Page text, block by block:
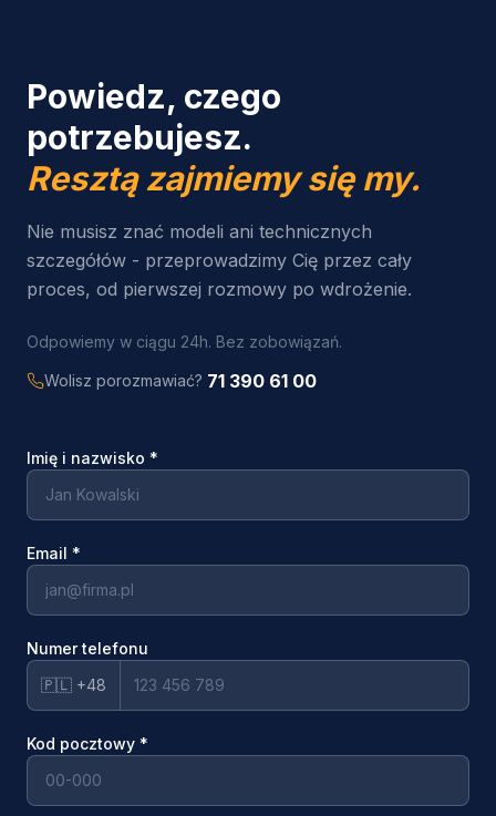
Powiedz, czego
potrzebujesz.
Resztą zajmiemy się my.
Nie musisz znać modeli ani technicznych
szczegółów - przeprowadzimy Cię przez cały
proces, od pierwszej rozmowy po wdrożenie.
Odpowiemy w ciągu 24h. Bez zobowiązań.
Wolisz porozmawiać? 71 390 61 00
Imię i nazwisko *
Email *
Numer telefonu
🇵🇱 +48
Kod pocztowy *